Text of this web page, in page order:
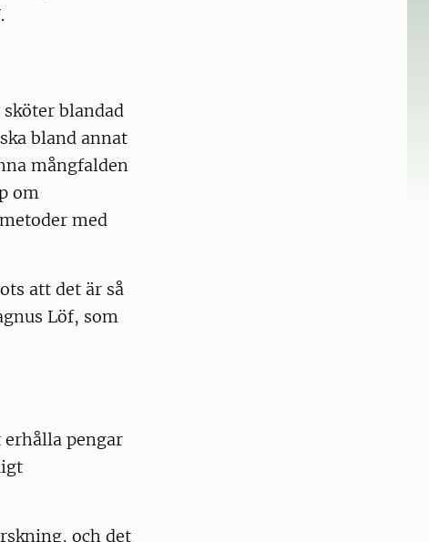
blandad
bland annat
mångfalden
om
med
att det är så
Löf, som
pengar
och det